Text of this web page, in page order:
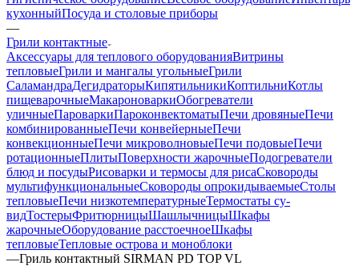
кухонныйПосуда и столовые приборы
—
Грили контактные
Аксессуары для теплового оборудованияВитрины
тепловыеГрили и мангалы угольныеГрили
СаламандраДегидраторыКипятильникиКоптильниКотлы
пищеварочныеМакароноваркиОбогреватели
уличныеПароваркиПароконвектоматыПечи дровяныеПечи
комбинированныеПечи конвейерныеПечи
конвекционныеПечи микроволновыеПечи подовыеПечи
ротационныеПлитыПоверхности жарочныеПодогреватели
блюд и посудыРисоварки и термосы для рисаСковороды
мультифункциональныеСковороды опрокидываемыеСтолы
тепловыеПечи низкотемпературныеТермостаты су-
видТостерыФритюрницыШашлычницыШкафы
жарочныеОборудование расстоечноеШкафы
тепловыеТепловые острова и моноблоки
—Гриль контактный SIRMAN PD TOP VL